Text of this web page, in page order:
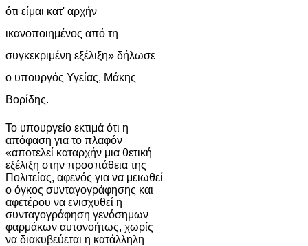
ότι είμαι κατ' αρχήν
ικανοποιημένος από τη
συγκεκριμένη εξέλιξη» δήλωσε
ο υπουργός Υγείας, Μάκης
Βορίδης.
Το υπουργείο εκτιμά ότι η
απόφαση για το πλαφόν
«αποτελεί καταρχήν μια θετική
εξέλιξη στην προσπάθεια της
Πολιτείας, αφενός για να μειωθεί
ο όγκος συνταγογράφησης και
αφετέρου να ενισχυθεί η
συνταγογράφηση γενόσημων
φαρμάκων αυτονοήτως, χωρίς
να διακυβεύεται η κατάλληλη